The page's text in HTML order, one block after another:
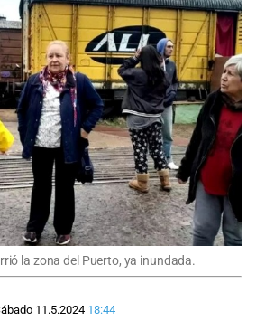
la zona del Puerto, ya inundada.
11.5.2024 18:44